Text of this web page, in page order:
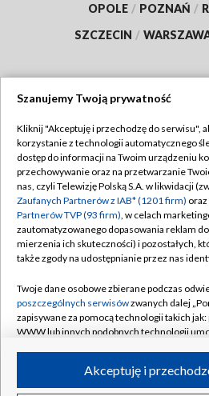
OPOLE / POZNAŃ /
SZCZECIN /
TVP
Abonament TVP
Emisja w TVP
Centrum informacji TVP
Naziemna Telewizja Cyfrowa
Rada Programowa
System NOS
Informacje o nadawcy
Program dla prasy
Regulamin
Polityka
Moje
Pomoc
Kontakt
Kanały
Szanujemy Twoją prywatność
Kliknij "Akceptuję i przechodzę do serwisu",
korzystanie z technologii automatycznego
dostęp do informacji na Twoim urządzeniu
przechowywanie oraz na przetwarzanie
nas, czyli Telewizję Polską S.A. w likwidacji
Zaufanych Partnerów z IAB* (1201 firm) oraz
Partnerów TVP (93 firm), w celach
zautomatyzowanego dopasowania reklam
mierzenia ich skuteczności) i pozostałych,
także zgody na udostępnianie przez nas
Twoje dane osobowe zbierane podczas
poszczególnych serwisówzwanych dalej
zapisywane za pomocą technologii takich
WWW lub innych podobnych technologii
ruchu w Internecie.Akceptuję i